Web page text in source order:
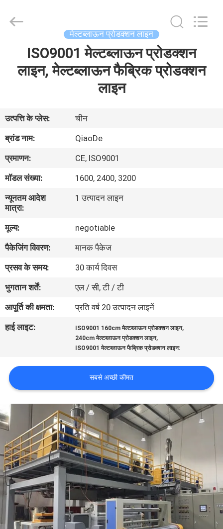
हमारे
बारे
में
कारखाना
भ्रमण
गुणवत्ता
नियंत्रण
संपर्क
करें
एक
का
अनुरोध
करें
साइटमैप
PRIVACY
POLICY
Machinery
मेल्टब्लाऊन प्रोडक्शन लाइन
ISO9001 मेल्टब्लाऊन प्रोडक्शन
लाइन, मेल्टब्लाऊन फैब्रिक प्रोडक्शन
लाइन
उत्पत्ति के प्लेस:
चीन
ब्रांड नाम:
QiaoDe
प्रमाणन:
CE, ISO9001
मॉडल संख्या:
1600, 2400, 3200
न्यूनतम आदेश
मात्रा:
1 उत्पादन लाइन
मूल्य:
negotiable
पैकेजिंग विवरण:
मानक पैकेज
प्रसव के समय:
30 कार्य दिवस
भुगतान शर्तें:
एल / सी, टी / टी
आपूर्ति की क्षमता:
प्रति वर्ष 20 उत्पादन लाइनें
हाई लाइट:
ISO9001 160cm मेल्टब्लाऊन प्रोडक्शन लाइन,
240cm मेल्टब्लाऊन प्रोडक्शन लाइन,
ISO9001 मेल्टब्लाऊन फैब्रिक प्रोडक्शन लाइन:
सबसे अच्छी कीमत